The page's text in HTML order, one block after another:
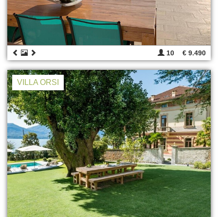
10 € 9.490
VILLA ORSI